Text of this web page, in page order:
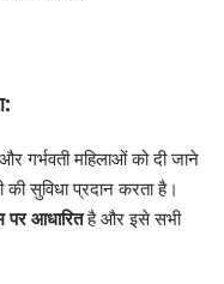
गर्भवती महिलाओं को दी जाने
की सुविधा प्रदान करता है।
आधारितहै और इसे सभी